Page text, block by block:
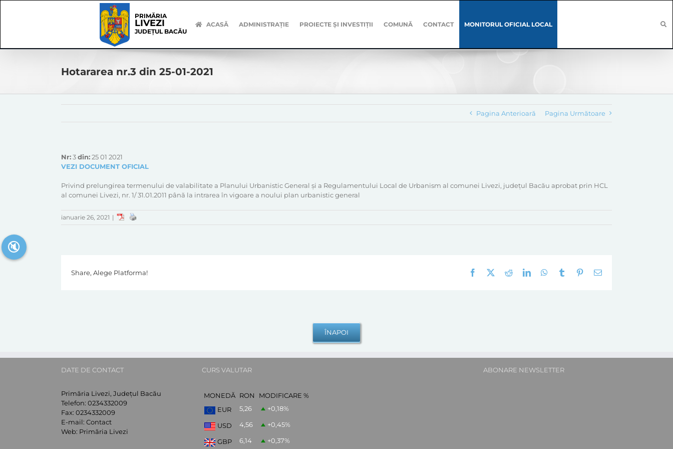
PRIMĂRIA
LIVEZI
JUDEȚUL BACĂU
ACASĂ ADMINISTRAȚIE PROIECTE ȘI INVESTIȚII COMUNĂ CONTACT MONITORUL OFICIAL LOCAL
Hotararea nr.3 din 25-01-2021
Pagina Anterioară Pagina Următoare
Nr:3din:25 01 2021
VEZI DOCUMENT OFICIAL
Privind prelungirea termenului de valabilitate a Planului Urbanistic General și a Regulamentului Local de Urbanism al comunei Livezi, județul Bacău aprobat prin HCL
al comunei Livezi, nr. 1/ 31.01.2011 până la intrarea în vigoare a noului plan urbanistic general
ianuarie 26, 2021 |
Share, Alege Platforma! Facebook RedditLinkedInWhatsApp
Tumblr Pinterest
E-
DATE DE CONTACT
Primăria Livezi, Județul Bacău
Telefon: 0234332009
Fax: 0234332009
E-mail: Contact
Web: Primăria Livezi
CURS VALUTAR
MONEDĂ RON
MODIFICARE %
EUR
5,26 +0,18%
USD 4,56 +0,45%
GBP 6,14 +0,37%
ABONARE NEWSLETTER
🔇